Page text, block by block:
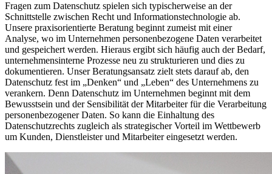
Fragen zum Datenschutz spielen sich typischerweise an der
Schnittstelle zwischen Recht und Informationstechnologie ab.
Unsere praxisorientierte Beratung beginnt zumeist mit einer
Analyse, wo im Unternehmen personenbezogene Daten verarbeitet
und gespeichert werden. Hieraus ergibt sich häufig auch der Bedarf,
unternehmensinterne Prozesse neu zu strukturieren und dies zu
dokumentieren. Unser Beratungsansatz zielt stets darauf ab, den
Datenschutz fest im „Denken“ und „Leben“ des Unternehmens zu
verankern. Denn Datenschutz im Unternehmen beginnt mit dem
Bewusstsein und der Sensibilität der Mitarbeiter für die Verarbeitung
personenbezogener Daten. So kann die Einhaltung des
Datenschutzrechts zugleich als strategischer Vorteil im Wettbewerb
um Kunden, Dienstleister und Mitarbeiter eingesetzt werden.